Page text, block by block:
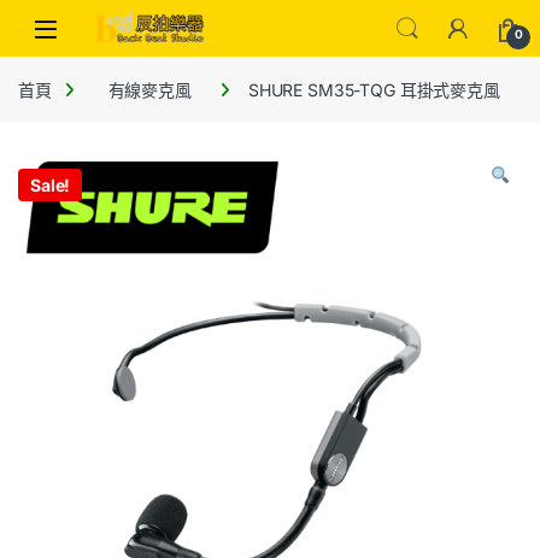
0
首頁 有線麥克風 SHURE SM35-TQG 耳掛式麥克風
Sale!